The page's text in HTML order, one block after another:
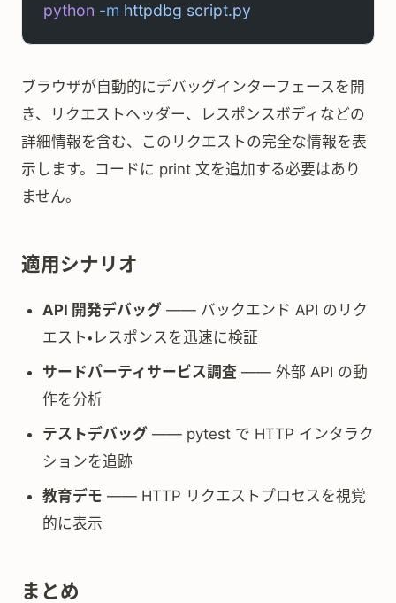
python -m httpdbg script.py
ブラウザが自動的にデバッグインターフェースを開
き、リクエストヘッダー、レスポンスボディなどの
詳細情報を含む、このリクエストの完全な情報を表
示します。コードに print 文を追加する必要はあり
ません。
適用シナリオ
API 開発デバッグ —— バックエンド API のリク
エスト・レスポンスを迅速に検証
サードパーティサービス調査 —— 外部 API の動
作を分析
テストデバッグ —— pytest で HTTP インタラク
ションを追跡
教育デモ —— HTTP リクエストプロセスを視覚
的に表示
まとめ